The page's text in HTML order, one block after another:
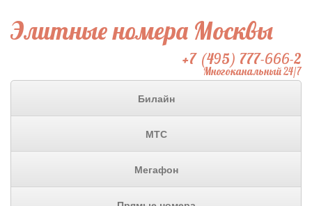
Элитные номера Москвы
+7 (495) 777-666-2
Многоканальный 24/7
Билайн
МТС
Мегафон